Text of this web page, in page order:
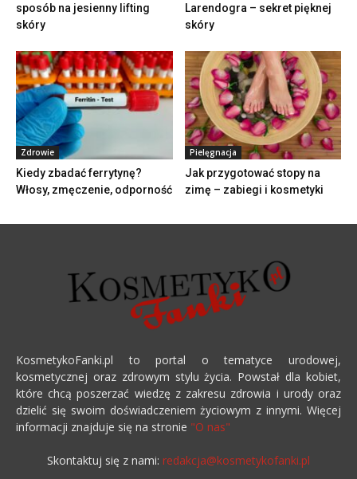
sposób na jesienny lifting
skóry
Larendogra – sekret pięknej
skóry
Zdrowie
Kiedy zbadać ferrytynę?
Włosy, zmęczenie, odporność
Pielęgnacja
Jak przygotować stopy na
zimę – zabiegi i kosmetyki
KosmetykoFanki.pl to portal o tematyce urodowej,
kosmetycznej oraz zdrowym stylu życia. Powstał dla kobiet,
które chcą poszerzać wiedzę z zakresu zdrowia i urody oraz
dzielić się swoim doświadczeniem życiowym z innymi. Więcej
informacji znajduje się na stronie "O nas"
Skontaktuj się z nami: redakcja@kosmetykofanki.pl